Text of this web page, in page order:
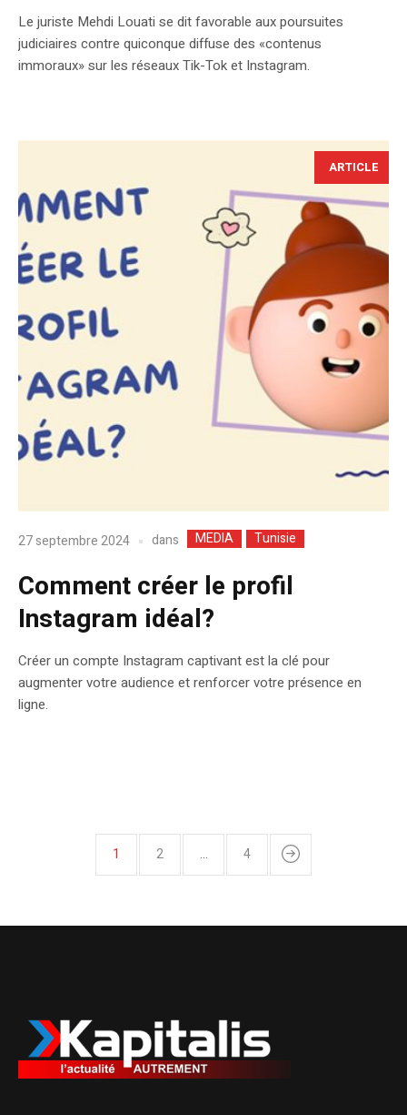
Le juriste Mehdi Louati se dit favorable aux poursuites
judiciaires contre quiconque diffuse des «contenus
immoraux» sur les réseaux Tik-Tok et Instagram.
ARTICLE
27 septembre 2024 dans MEDIA Tunisie
Comment créer le profil
Instagram idéal?
Créer un compte Instagram captivant est la clé pour
augmenter votre audience et renforcer votre présence en
ligne.
1 2 … 4